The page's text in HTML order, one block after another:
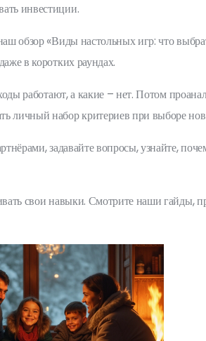
инвестиции.
обзор «Виды настольных игр: что
в коротких раундах.
работают, а какие – нет. Потом
личный набор критериев при выборе
задавайте вопросы, узнайте,
свои навыки. Смотрите наши гайды,